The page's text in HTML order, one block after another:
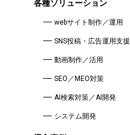
各種ソリューション
webサイト制作／運用
SNS投稿・広告運用支援
動画制作／活用
SEO／MEO対策
AI検索対策／AI開発
システム開発